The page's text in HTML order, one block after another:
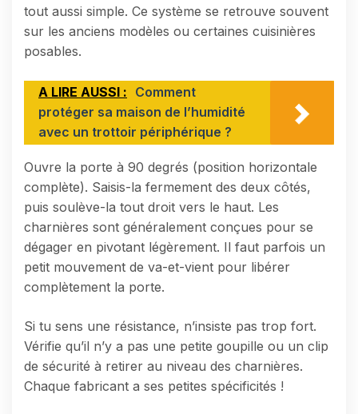
tout aussi simple. Ce système se retrouve souvent
sur les anciens modèles ou certaines cuisinières
posables.
A LIRE AUSSI : Comment
protéger sa maison de l’humidité
avec un trottoir périphérique ?
Ouvre la porte à 90 degrés (position horizontale
complète). Saisis-la fermement des deux côtés,
puis soulève-la tout droit vers le haut. Les
charnières sont généralement conçues pour se
dégager en pivotant légèrement. Il faut parfois un
petit mouvement de va-et-vient pour libérer
complètement la porte.
Si tu sens une résistance, n’insiste pas trop fort.
Vérifie qu’il n’y a pas une petite goupille ou un clip
de sécurité à retirer au niveau des charnières.
Chaque fabricant a ses petites spécificités !